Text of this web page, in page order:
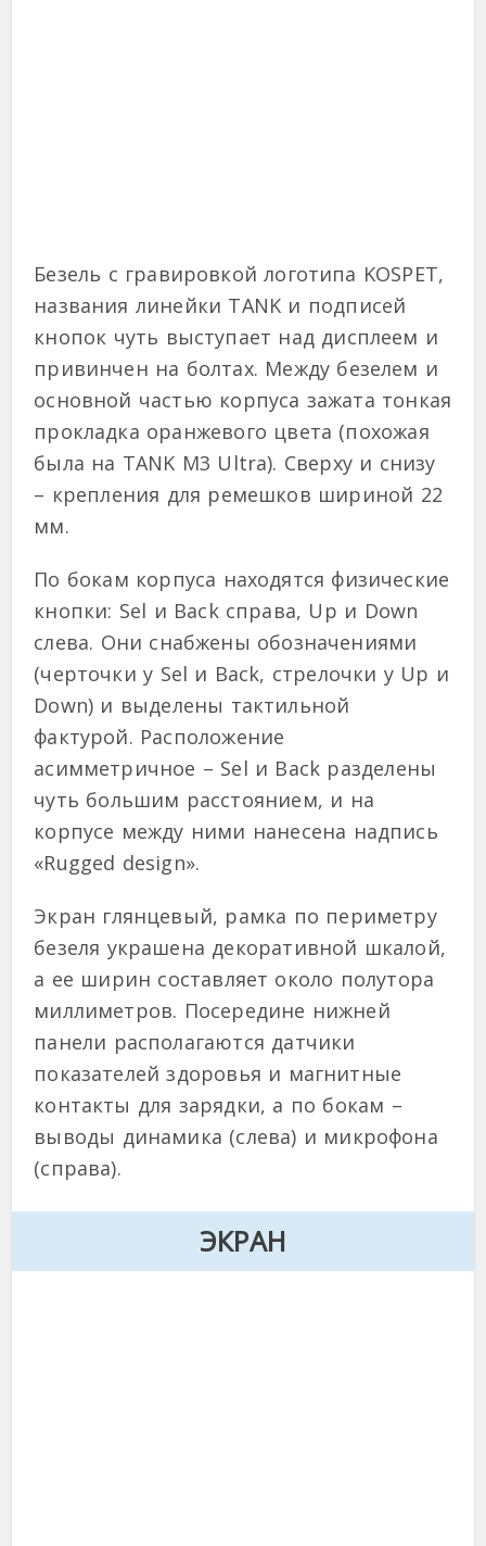
Безель с гравировкой логотипа KOSPET,
названия линейки TANK и подписей
кнопок чуть выступает над дисплеем и
привинчен на болтах. Между безелем и
основной частью корпуса зажата тонкая
прокладка оранжевого цвета (похожая
была на TANK M3 Ultra). Сверху и снизу
– крепления для ремешков шириной 22
мм.
По бокам корпуса находятся физические
кнопки: Sel и Back справа, Up и Down
слева. Они снабжены обозначениями
(черточки у Sel и Back, стрелочки у Up и
Down) и выделены тактильной
фактурой. Расположение
асимметричное – Sel и Back разделены
чуть большим расстоянием, и на
корпусе между ними нанесена надпись
«Rugged design».
Экран глянцевый, рамка по периметру
безеля украшена декоративной шкалой,
а ее ширин составляет около полутора
миллиметров. Посередине нижней
панели располагаются датчики
показателей здоровья и магнитные
контакты для зарядки, а по бокам –
выводы динамика (слева) и микрофона
(справа).
ЭКРАН